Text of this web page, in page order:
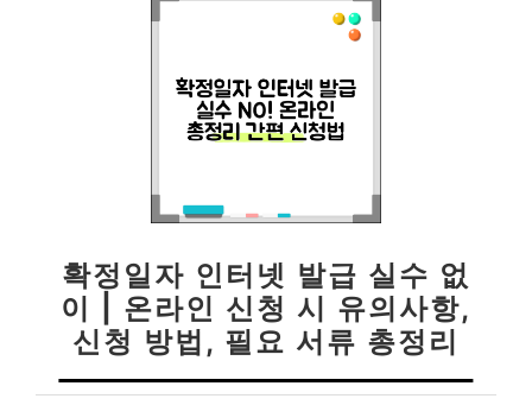
확정일자 인터넷 발급 실수 없
이 | 온라인 신청 시 유의사항,
신청 방법, 필요 서류 총정리